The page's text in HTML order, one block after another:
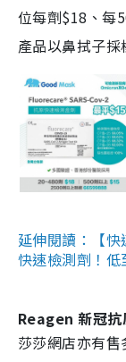
位每劑$18、每
產品以鼻拭子採
延伸閱讀：【
快速檢測劑！
Reagen 新冠抗
莎莎網店亦有